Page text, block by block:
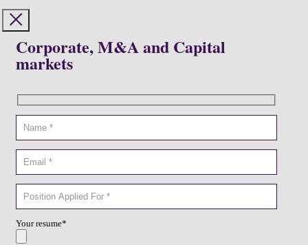
Corporate, M&A and Capital
markets
Your resume*